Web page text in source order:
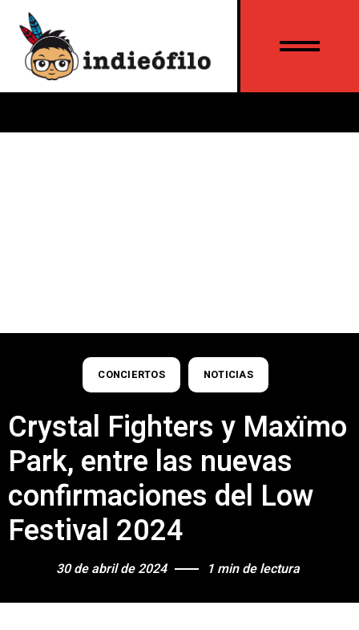
CONCIERTOS NOTICIAS
Crystal Fighters y Maxïmo
Park, entre las nuevas
confirmaciones del Low
Festival 2024
30 de abril de 2024 1 min de lectura